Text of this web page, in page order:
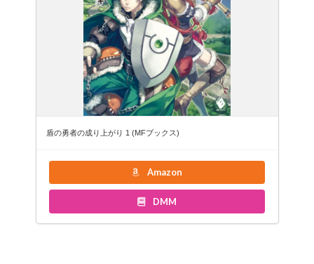
盾の勇者の成り上がり 1 (MFブックス)
Amazon
DMM